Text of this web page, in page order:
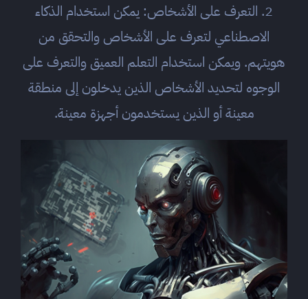
2. التعرف على الأشخاص: يمكن استخدام الذكاء
الاصطناعي لتعرف على الأشخاص والتحقق من
هويتهم. ويمكن استخدام التعلم العميق والتعرف على
الوجوه لتحديد الأشخاص الذين يدخلون إلى منطقة
معينة أو الذين يستخدمون أجهزة معينة.